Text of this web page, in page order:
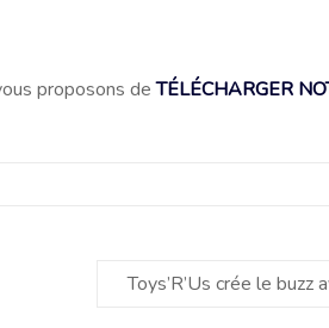
proposons deTÉLÉCHARGER
Toys’R’Us crée le